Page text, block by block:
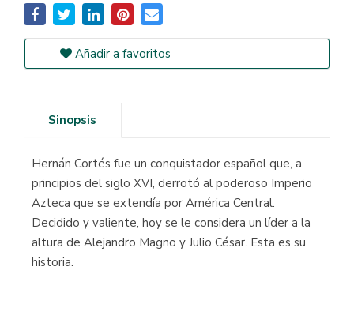
Añadir a favoritos
Sinopsis
Hernán Cortés fue un conquistador español que, a
principios del siglo XVI, derrotó al poderoso Imperio
Azteca que se extendía por América Central.
Decidido y valiente, hoy se le considera un líder a la
altura de Alejandro Magno y Julio César. Esta es su
historia.